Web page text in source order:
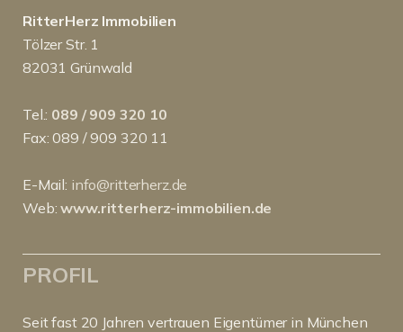
RitterHerz Immobilien
Tölzer Str. 1
82031 Grünwald
Tel.: 089 / 909 320 10
Fax: 089 / 909 320 11
E-Mail: info@ritterherz.de
Web:www.ritterherz-immobilien.de
PROFIL
Seit fast 20 Jahren vertrauen Eigentümer in München